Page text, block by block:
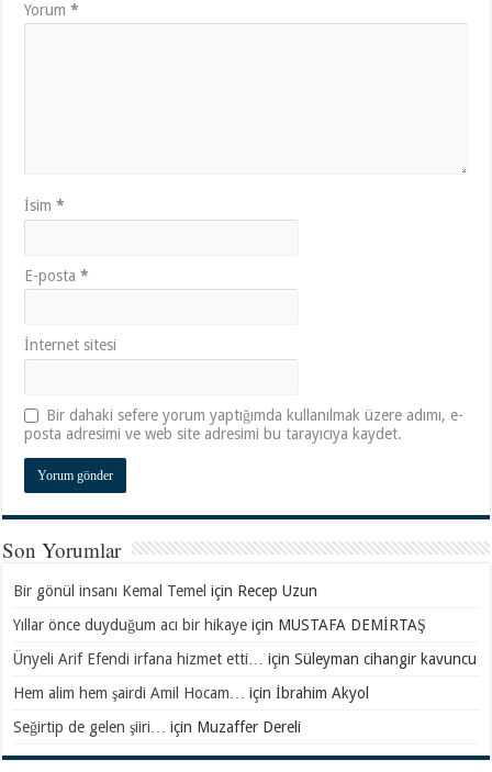
Yorum*
İsim*
E-posta*
İnternet sitesi
Bir dahaki sefere yorum yaptığımda kullanılmak üzere adımı, e-
posta adresimi ve web site adresimi bu tarayıcıya kaydet.
Son Yorumlar
Bir gönül insanı Kemal Temel için Recep Uzun
Yıllar önce duyduğum acı bir hikaye için MUSTAFA DEMİRTAŞ
Ünyeli Arif Efendi irfana hizmet etti… içinSüleyman cihangir kavuncu
Hem alim hem şairdi Amil Hocam… içinİbrahim Akyol
Seğirtip de gelen şiiri… için Muzaffer Dereli